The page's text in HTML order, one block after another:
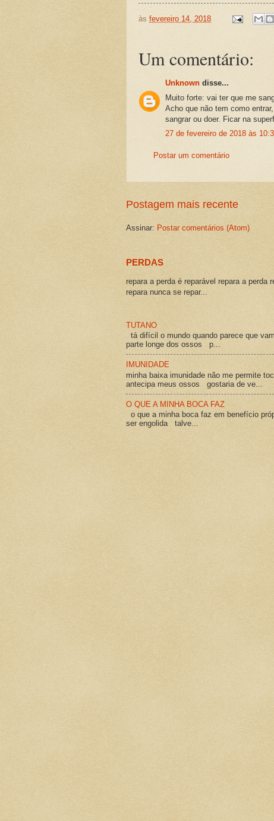
às fevereiro 14, 2018
Um comentário:
Unknown disse...
Muito forte: vai ter que me
Acho que não tem como
sangrar ou doer. Ficar na
27 de fevereiro de 2018 às
Postar um comentário
Postagem mais recente
Assinar: Postar comentários (Atom)
PERDAS
repara a perda é reparável repara a perda
repara nunca se repar...
TUTANO
tá difícil o mundo quando parece que
parte longe dos ossos p...
IMUNIDADE
minha baixa imunidade não me permite
antecipa meus ossos gostaria de ve...
O QUE A MINHA BOCA FAZ
o que a minha boca faz em benefício
ser engolida talve...